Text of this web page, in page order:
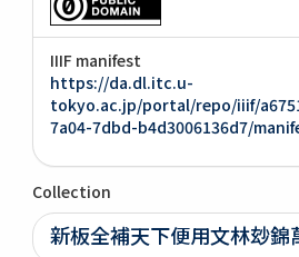
IIIF manifest
https://da.dl.itc.u-
tokyo.ac.jp/portal/repo/iiif/
7a04-7dbd-b4d3006136d7/
Collection
新板全補天下便用文林玅錦